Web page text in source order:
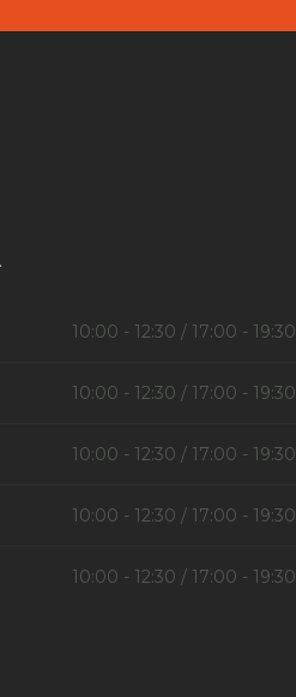
10:00 - 12:30 / 17:00 - 19:30
10:00 - 12:30 / 17:00 - 19:30
10:00 - 12:30 / 17:00 - 19:30
10:00 - 12:30 / 17:00 - 19:30
10:00 - 12:30 / 17:00 - 19:30